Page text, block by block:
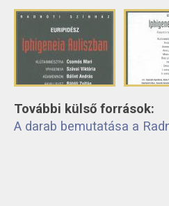
További külső források:
A darab bemutatása a